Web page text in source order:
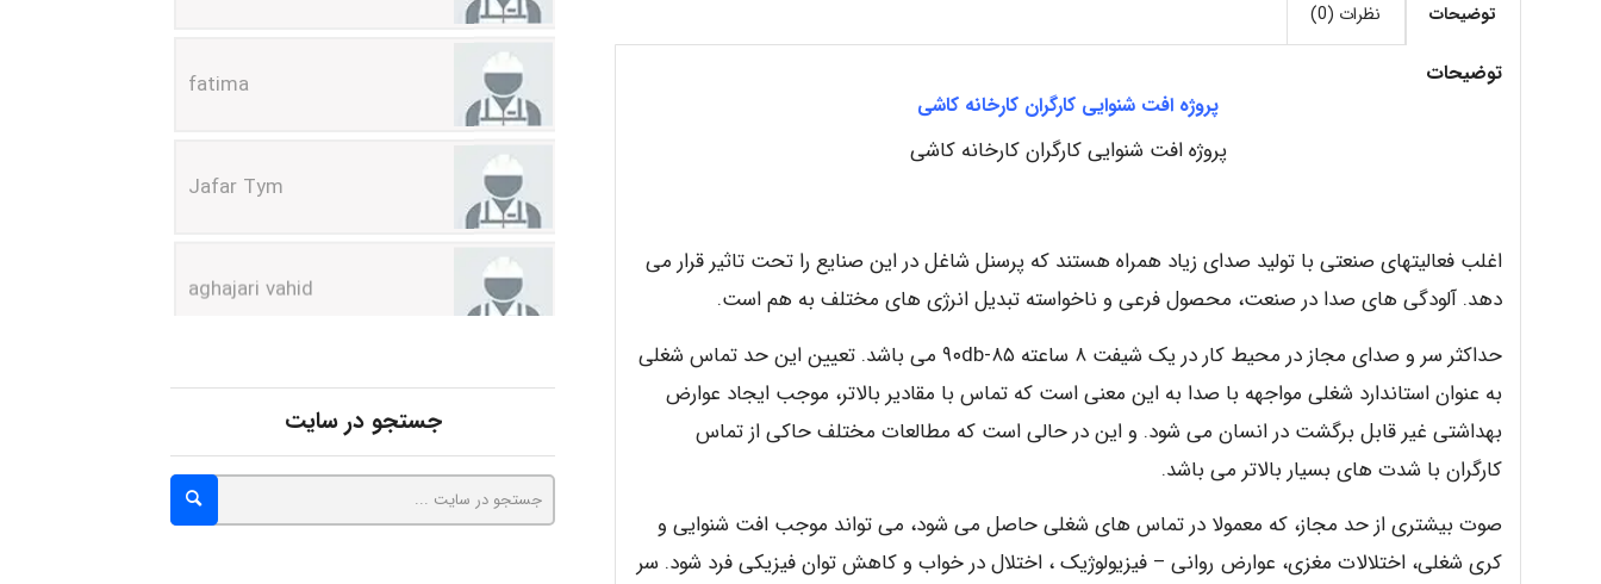
جستجو در سایت
توضیحات نظرات (0)
توضیحات
پروژه افت شنوایی کارگران کارخانه کاشی
پروژه افت شنوایی کارگران کارخانه کاشی
اغلب فعالیتهای صنعتی با تولید صدای زیاد همراه هستند که پرسنل شاغل در این صنایع را تحت تاثیر قرار می
دهد. آلودگی های صدا در صنعت، محصول فرعی و ناخواسته تبدیل انرژی های مختلف به هم است.
حداکثر سر و صدای مجاز در محیط کار در یک شیفت ۸ ساعته ۸۵-۹۰db می باشد. تعیین این حد تماس شغلی
به عنوان استاندارد شغلی مواجهه با صدا به این معنی است که تماس با مقادیر بالاتر، موجب ایجاد عوارض
بهداشتی غیر قابل برگشت در انسان می شود. و این در حالی است که مطالعات مختلف حاکی از تماس
کارگران با شدت های بسیار بالاتر می باشد.
صوت بیشتری از حد مجاز، که معمولا در تماس های شغلی حاصل می شود، می تواند موجب افت شنوایی و
کری شغلی، اختلالات مغزی، عوارض روانی – فیزیولوژیک ، اختلال در خواب و کاهش توان فیزیکی فرد شود. سر